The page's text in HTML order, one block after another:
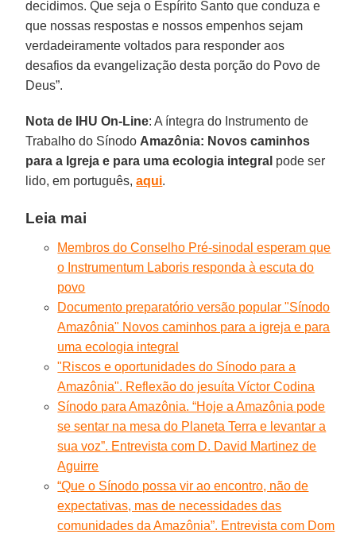
decidimos. Que seja o Espírito Santo que conduza e
que nossas respostas e nossos empenhos sejam
verdadeiramente voltados para responder aos
desafios da evangelização desta porção do Povo de
Deus”.
Nota de IHU On-Line: A íntegra do Instrumento de
Trabalho do Sínodo Amazônia: Novos caminhos
para a Igreja e para uma ecologia integral pode ser
lido, em português,aqui.
Leia mai
Membros do Conselho Pré-sinodal esperam que
o Instrumentum Laboris responda à escuta do
povo
Documento preparatório versão popular "Sínodo
Amazônia" Novos caminhos para a igreja e para
uma ecologia integral
"Riscos e oportunidades do Sínodo para a
Amazônia". Reflexão do jesuíta Víctor Codina
Sínodo para Amazônia. “Hoje a Amazônia pode
se sentar na mesa do Planeta Terra e levantar a
sua voz”. Entrevista com D. David Martinez de
Aguirre
“Que o Sínodo possa vir ao encontro, não de
expectativas, mas de necessidades das
comunidades da Amazônia”. Entrevista com Dom